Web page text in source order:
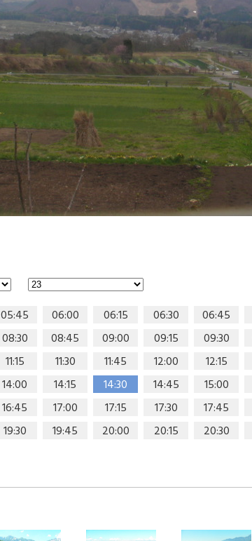
05:45 06:00 06:15 06:30 06:45
08:30 08:45 09:00 09:15 09:30
11:15 11:30 11:45 12:00 12:15
14:00 14:15 14:30 14:45 15:00
16:45 17:00 17:15 17:30 17:45
19:30 19:45 20:00 20:15 20:30